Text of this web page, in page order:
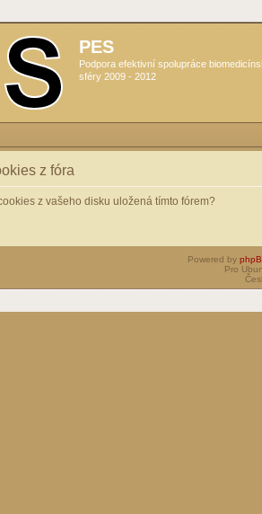
PES
Podpora efektivní spolupráce
sféry 2009 - 2012
z fóra
z vašeho disku uložená tímto fórem?
Powered by
Pro